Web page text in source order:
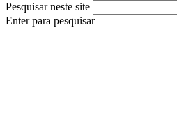
Pesquisar neste site
Enter para pesquisar